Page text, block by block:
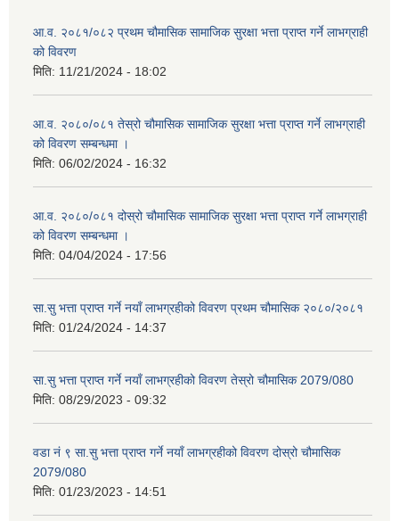
आ.व. २०८१/०८२ प्रथम चौमासिक सामाजिक सुरक्षा भत्ता प्राप्त गर्ने लाभग्राही
को विवरण
मिति: 11/21/2024 - 18:02
आ.व. २०८०/०८१ तेस्रो चौमासिक सामाजिक सुरक्षा भत्ता प्राप्त गर्ने लाभग्राही
को विवरण सम्बन्धमा ।
मिति: 06/02/2024 - 16:32
आ.व. २०८०/०८१ दोस्रो चौमासिक सामाजिक सुरक्षा भत्ता प्राप्त गर्ने लाभग्राही
को विवरण सम्बन्धमा ।
मिति: 04/04/2024 - 17:56
सा.सु भत्ता प्राप्त गर्ने नयाँ लाभग्रहीको विवरण प्रथम चौमासिक २०८०/२०८१
मिति: 01/24/2024 - 14:37
सा.सु भत्ता प्राप्त गर्ने नयाँ लाभग्रहीको विवरण तेस्रो चौमासिक 2079/080
मिति: 08/29/2023 - 09:32
वडा नं ९ सा.सु भत्ता प्राप्त गर्ने नयाँ लाभग्रहीको विवरण दोस्रो चौमासिक
2079/080
मिति: 01/23/2023 - 14:51